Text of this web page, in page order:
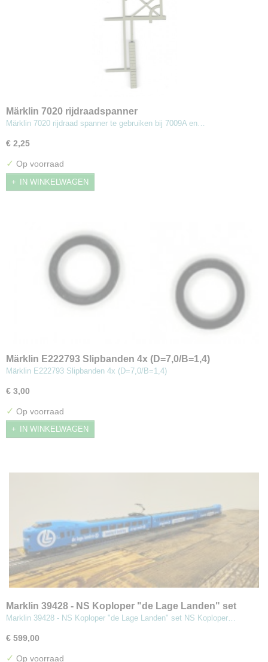
Märklin 7020 rijdraadspanner
Märklin 7020 rijdraad spanner te gebruiken bij 7009A en…
€ 2,25
✓ Op voorraad
IN WINKELWAGEN
Märklin E222793 Slipbanden 4x (D=7,0/B=1,4)
Märklin E222793 Slipbanden 4x (D=7,0/B=1,4)
€ 3,00
✓ Op voorraad
IN WINKELWAGEN
Marklin 39428 - NS Koploper "de Lage Landen" set
Marklin 39428 - NS Koploper "de Lage Landen" set NS Koploper…
€ 599,00
✓ Op voorraad